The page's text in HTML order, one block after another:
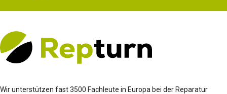
Wir unterstützen fast 3500 Fachleute in Europa bei der Reparatur